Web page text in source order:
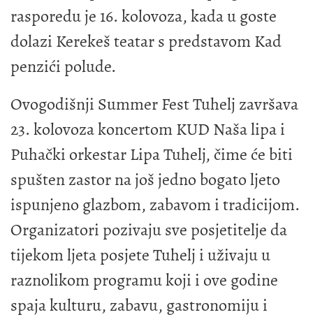
rasporedu je 16. kolovoza, kada u goste
dolazi Kerekeš teatar s predstavom Kad
penzići polude.
Ovogodišnji Summer Fest Tuhelj završava
23. kolovoza koncertom KUD Naša lipa i
Puhački orkestar Lipa Tuhelj, čime će biti
spušten zastor na još jedno bogato ljeto
ispunjeno glazbom, zabavom i tradicijom.
Organizatori pozivaju sve posjetitelje da
tijekom ljeta posjete Tuhelj i uživaju u
raznolikom programu koji i ove godine
spaja kulturu, zabavu, gastronomiju i